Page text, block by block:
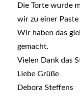
Die Torte wurde
wir zu einer Paste
Wir haben das
gemacht.
Vielen Dank das
Liebe Grüße
Debora Steffens